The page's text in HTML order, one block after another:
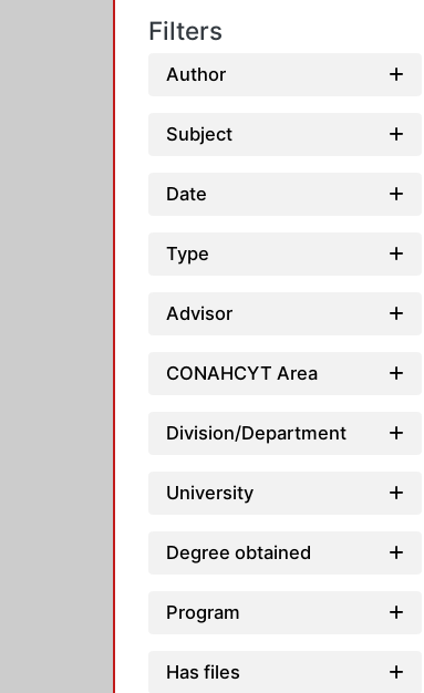
Filters
Author
Subject
Date
Type
Advisor
CONAHCYT Area
Division/Department
University
Degree obtained
Program
Has files